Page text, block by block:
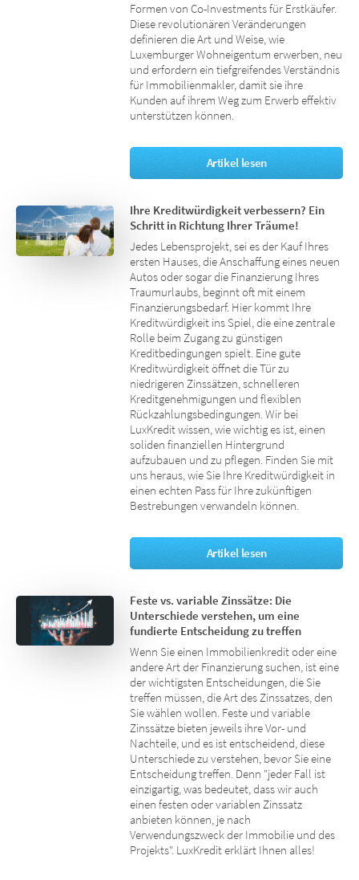
Formen von Co-Investments für Erstkäufer.
Diese revolutionären Veränderungen
definieren die Art und Weise, wie
Luxemburger Wohneigentum erwerben, neu
und erfordern ein tiefgreifendes Verständnis
für Immobilienmakler, damit sie ihre
Kunden auf ihrem Weg zum Erwerb effektiv
unterstützen können.
Artikel lesen
Ihre Kreditwürdigkeit verbessern? Ein
Schritt in Richtung Ihrer Träume!
Jedes Lebensprojekt, sei es der Kauf Ihres
ersten Hauses, die Anschaffung eines neuen
Autos oder sogar die Finanzierung Ihres
Traumurlaubs, beginnt oft mit einem
Finanzierungsbedarf. Hier kommt Ihre
Kreditwürdigkeit ins Spiel, die eine zentrale
Rolle beim Zugang zu günstigen
Kreditbedingungen spielt. Eine gute
Kreditwürdigkeit öffnet die Tür zu
niedrigeren Zinssätzen, schnelleren
Kreditgenehmigungen und flexiblen
Rückzahlungsbedingungen. Wir bei
LuxKredit wissen, wie wichtig es ist, einen
soliden finanziellen Hintergrund
aufzubauen und zu pflegen. Finden Sie mit
uns heraus, wie Sie Ihre Kreditwürdigkeit in
einen echten Pass für Ihre zukünftigen
Bestrebungen verwandeln können.
Artikel lesen
Feste vs. variable Zinssätze: Die
Unterschiede verstehen, um eine
fundierte Entscheidung zu treffen
Wenn Sie einen Immobilienkredit oder eine
andere Art der Finanzierung suchen, ist eine
der wichtigsten Entscheidungen, die Sie
treffen müssen, die Art des Zinssatzes, den
Sie wählen wollen. Feste und variable
Zinssätze bieten jeweils ihre Vor- und
Nachteile, und es ist entscheidend, diese
Unterschiede zu verstehen, bevor Sie eine
Entscheidung treffen. Denn "jeder Fall ist
einzigartig, was bedeutet, dass wir auch
einen festen oder variablen Zinssatz
anbieten können, je nach
Verwendungszweck der Immobilie und des
Projekts". LuxKredit erklärt Ihnen alles!